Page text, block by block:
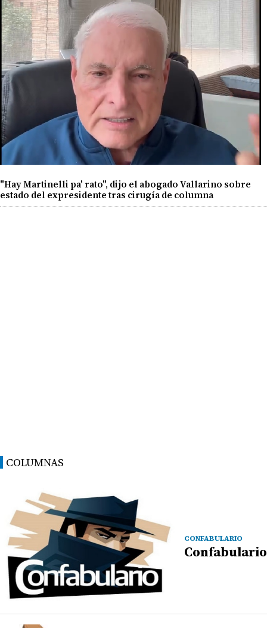
"Hay Martinelli pa' rato", dijo el abogado Vallarino sobre
estado del expresidente tras cirugía de columna
COLUMNAS
CONFABULARIO
Confabulario